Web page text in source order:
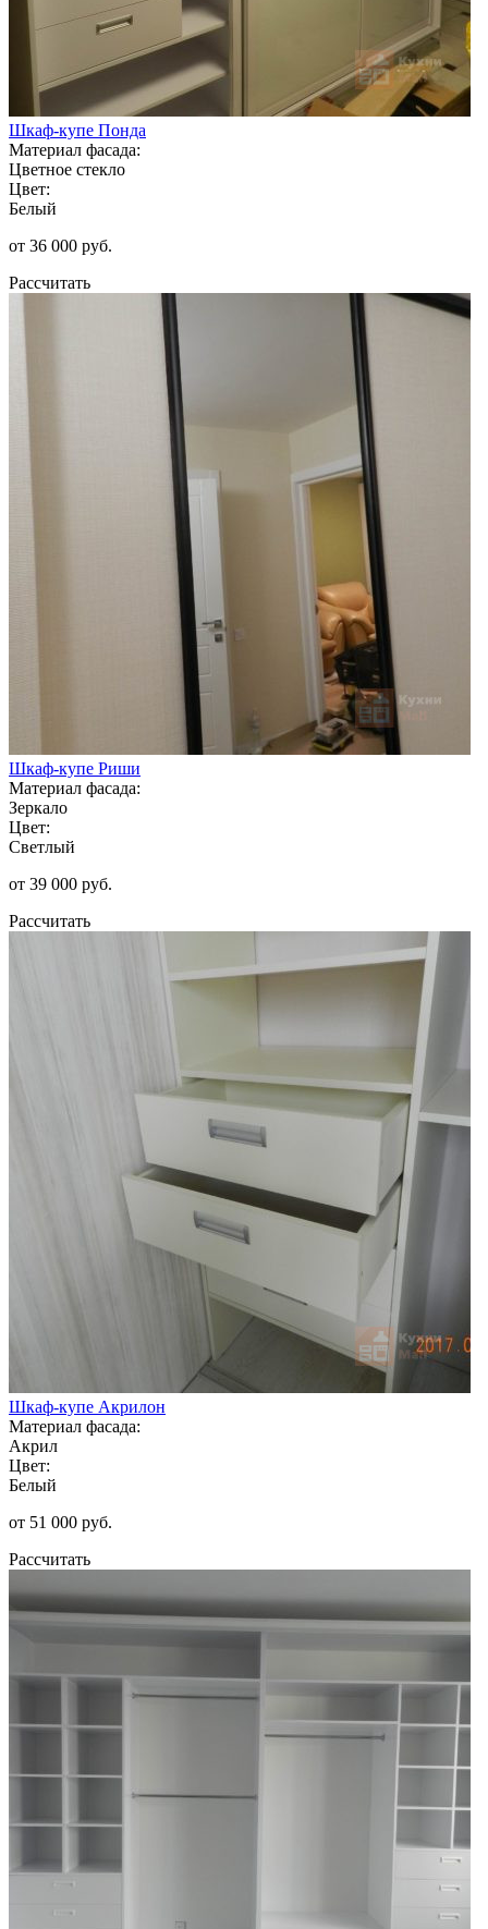
Шкаф-купе Понда
Материал фасада:
Цветное стекло
Цвет:
Белый
от 36 000 руб.
Рассчитать
Шкаф-купе Риши
Материал фасада:
Зеркало
Цвет:
Светлый
от 39 000 руб.
Рассчитать
Шкаф-купе Акрилон
Материал фасада:
Акрил
Цвет:
Белый
от 51 000 руб.
Рассчитать